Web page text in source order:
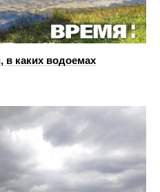
в каких водоемах